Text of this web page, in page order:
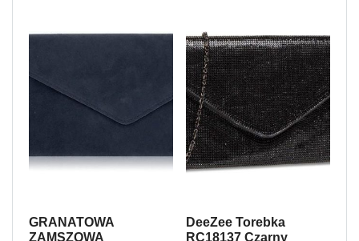
GRANATOWA
ZAMSZOWA
DeeZee Torebka
RC18137 Czarny